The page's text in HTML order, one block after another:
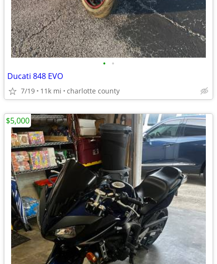
• •
Ducati 848 EVO
7/19 11k mi charlotte county
$5,000